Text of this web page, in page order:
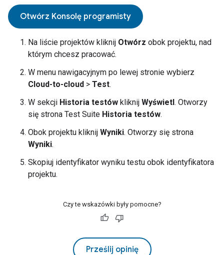
Otwórz Konsolę programisty
Na liście projektów kliknij Otwórz obok projektu, nad
którym chcesz pracować.
W menu nawigacyjnym po lewej stronie wybierz
Cloud-to-cloud > Test.
W sekcji Historia testów kliknij Wyświetl. Otworzy
się strona Test Suite Historia testów.
Obok projektu kliknij Wyniki. Otworzy się strona
Wyniki.
Skopiuj identyfikator wyniku testu obok identyfikatora
projektu.
Czy te wskazówki były pomocne?
Prześlij opinię